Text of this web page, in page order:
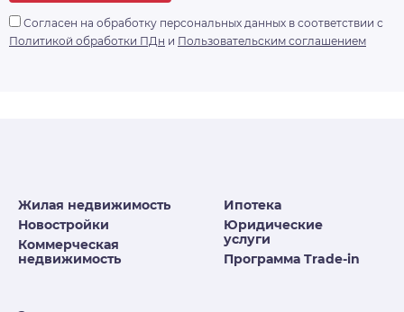
Согласен на обработку персональных данных в соответствии с
Политикой обработки ПДн и Пользовательским соглашением
Жилая недвижимость
Новостройки
Коммерческая
недвижимость
Ипотека
Юридические
услуги
Программа Trade-in